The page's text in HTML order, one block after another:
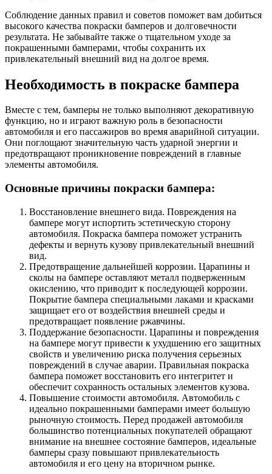
Соблюдение данных правил и советов поможет вам добиться
высокого качества покраски бамперов и долговечности
результата. Не забывайте также о тщательном уходе за
покрашенными бамперами, чтобы сохранить их
привлекательный внешний вид на долгое время.
Необходимость в покраске бампера
Вместе с тем, бамперы не только выполняют декоративную
функцию, но и играют важную роль в безопасности
автомобиля и его пассажиров во время аварийной ситуации.
Они поглощают значительную часть ударной энергии и
предотвращают проникновение повреждений в главные
элементы автомобиля.
Основные причины покраски бампера:
Восстановление внешнего вида. Повреждения на
бампере могут испортить эстетическую сторону
автомобиля. Покраска бампера поможет устранить
дефекты и вернуть кузову привлекательный внешний
вид.
Предотвращение дальнейшей коррозии. Царапины и
сколы на бампере оставляют металл подверженным
окислению, что приводит к последующей коррозии.
Покрытие бампера специальными лаками и красками
защищает его от воздействия внешней среды и
предотвращает появление ржавчины.
Поддержание безопасности. Царапины и повреждения
на бампере могут привести к ухудшению его защитных
свойств и увеличению риска получения серьезных
повреждений в случае аварии. Правильная покраска
бампера поможет восстановить его интегритет и
обеспечит сохранность остальных элементов кузова.
Повышение стоимости автомобиля. Автомобиль с
идеально покрашенными бамперами имеет большую
рыночную стоимость. Перед продажей автомобиля
большинство потенциальных покупателей обращают
внимание на внешнее состояние бамперов, идеальные
бамперы сразу повышают привлекательность
автомобиля и его цену на вторичном рынке.